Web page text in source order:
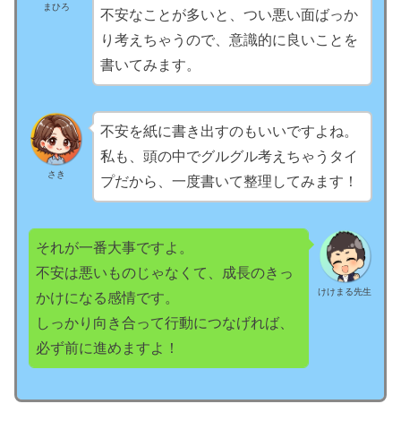
まひろ
不安なことが多いと、つい悪い面ばっか
り考えちゃうので、意識的に良いことを
書いてみます。
さき
不安を紙に書き出すのもいいですよね。
私も、頭の中でグルグル考えちゃうタイ
プだから、一度書いて整理してみます！
けけまる先生
それが一番大事ですよ。
不安は悪いものじゃなくて、成長のきっ
かけになる感情です。
しっかり向き合って行動につなげれば、
必ず前に進めますよ！